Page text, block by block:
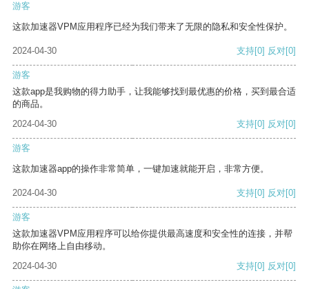
游客
这款加速器VPM应用程序已经为我们带来了无限的隐私和安全性保护。
2024-04-30 支持[0] 反对[0]
游客
这款app是我购物的得力助手，让我能够找到最优惠的价格，买到最合适
的商品。
2024-04-30
支持[0] 反对[0]
游客
这款加速器app的操作非常简单，一键加速就能开启，非常方便。
2024-04-30 支持[0] 反对[0]
游客
这款加速器VPM应用程序可以给你提供最高速度和安全性的连接，并帮
助你在网络上自由移动。
2024-04-30
支持[0] 反对[0]